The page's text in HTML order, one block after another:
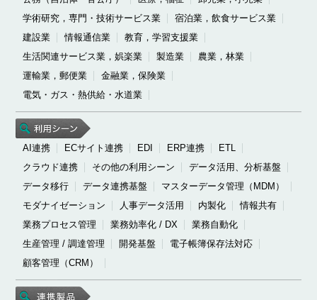
学術研究，専門・技術サービス業
宿泊業，飲食サービス業
建設業
情報通信業
教育，学習支援業
生活関連サービス業，娯楽業
製造業
農業，林業
運輸業，郵便業
金融業，保険業
電気・ガス・熱供給・水道業
AI連携 ECサイト連携 EDI ERP連携
ETL
クラウド連携
その他の利用シーン
データ活用、分析基盤
データ移行
データ連携基盤
マスターデータ管理（MDM）
モダナイゼーション
人事データ活用 内製化
情報共有
業務プロセス管理
業務効率化 / DX
業務自動化
生産管理 / 調達管理
開発基盤
電子帳簿保存法対応
顧客管理（CRM）